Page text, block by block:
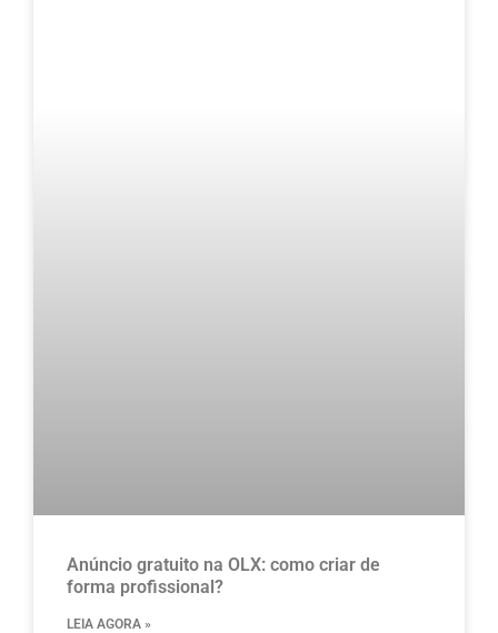
Anúncio gratuito na OLX​: como criar de
forma profissional?
LEIA AGORA »